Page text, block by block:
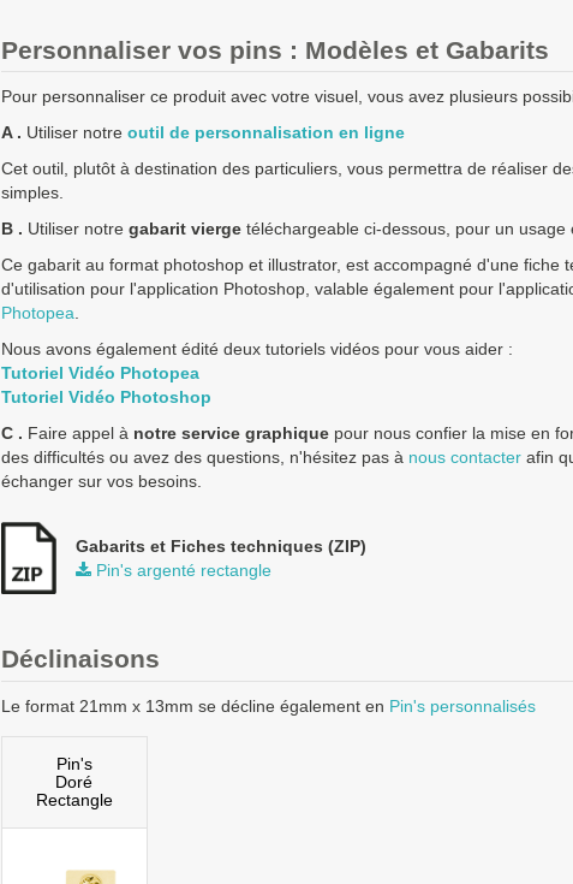
+ de 5000 Pin's argenté rectangle à fabriquer ? contactez nouspour
Les clients Français paient le prix TTC (TVA 20%).
Les clients dans l’Union Européennepossédant un numéro de TVA intra-
Les clients en dehors de l’Union européenne paient le prix HT.
Personnaliser vos pins : Modèles et Gabarits
Pour personnaliser ce produit avec votre visuel, vous avez plusieurs
A . Utiliser notre outil de personnalisation en ligne
Cet outil, plutôt à destination des particuliers, vous permettra de réaliser
simples.
B . Utiliser notre gabarit vierge téléchargeable ci-dessous, pour un usage
Ce gabarit au format photoshop et illustrator, est accompagné d'une fiche
d'utilisation pour l'application Photoshop, valable également pour
Photopea.
Nous avons également édité deux tutoriels vidéos pour vous aider :
Tutoriel Vidéo Photopea
Tutoriel Vidéo Photoshop
C . Faire appel à notre service graphique pour nous confier la mise en
des difficultés ou avez des questions, n'hésitez pas à nous contacter afin
échanger sur vos besoins.
Gabarits et Fiches techniques (ZIP)
Pin's argenté rectangle
Déclinaisons
Le format 21mm x 13mm se décline également en Pin's personnalisés
Pin's
Doré
Rectangle